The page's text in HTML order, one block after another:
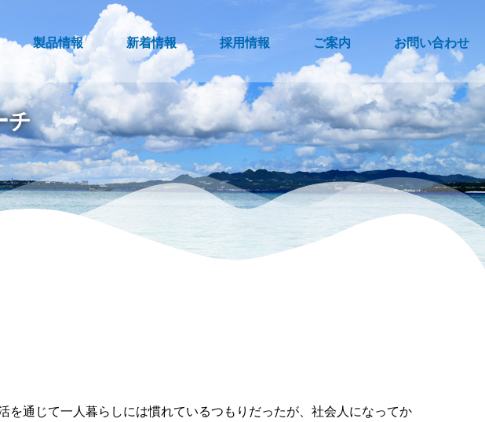
製品情報 新着情報 採用情報 ご案内 お問い合わせ
チ
通じて一人暮らしには慣れているつもりだったが、社会人になってか